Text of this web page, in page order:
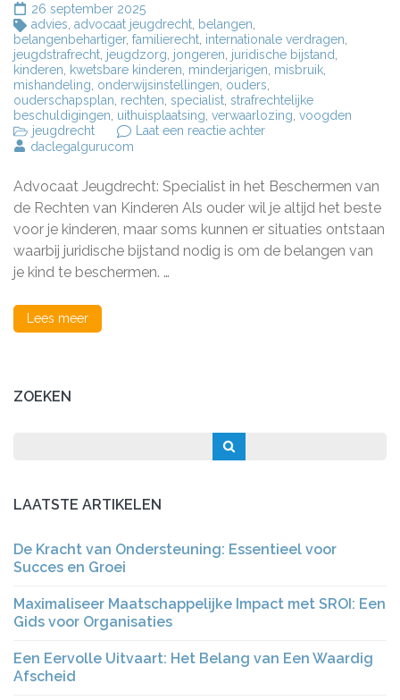
26 september 2025
advies advocaat jeugdrecht belangen
belangenbehartiger, familierecht internationale verdragen
jeugdstrafrecht jeugdzorg jongeren juridische bijstand
kinderen
kwetsbare kinderen minderjarigen misbruik
mishandeling onderwijsinstellingen ouders
ouderschapsplan rechten specialist strafrechtelijke
beschuldigingen uithuisplaatsing verwaarlozing voogden
jeugdrecht
Laat een reactie achterop
De
Rol
van
een
Advocaat
daclegalgurucom
Advocaat Jeugdrecht: Specialist in het Beschermen van
de Rechten van Kinderen Als ouder wil je altijd het beste
voor je kinderen, maar soms kunnen er situaties ontstaan
waarbij juridische bijstand nodig is om de belangen van
je kind te beschermen. …
Lees meer
ZOEKEN
LAATSTE ARTIKELEN
De Kracht van Ondersteuning: Essentieel voor
Succes en Groei
Maximaliseer Maatschappelijke Impact met SROI: Een
Gids voor Organisaties
Een Eervolle Uitvaart: Het Belang van Een Waardig
Afscheid